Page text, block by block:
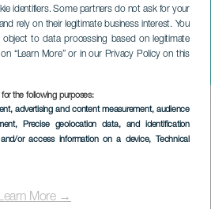
identifiers. Some partners do not ask for your
rely on their legitimate business interest. You
to data processing based on legitimate
“Learn More” or in our Privacy Policy on this
the following purposes:
advertising and content measurement, audience
, Precise geolocation data, and identification
or access information on a device, Technical
More →
на